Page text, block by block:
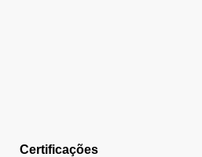
Certificações